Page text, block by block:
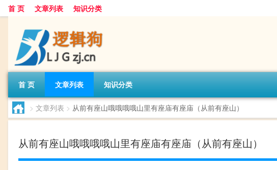
首 页 文章列表 知识分类
首 页 文章列表 知识分类
> 文章列表 > 从前有座山哦哦哦哦山里有座庙有座庙（从前有座山）
从前有座山哦哦哦哦山里有座庙有座庙（从前有座山）